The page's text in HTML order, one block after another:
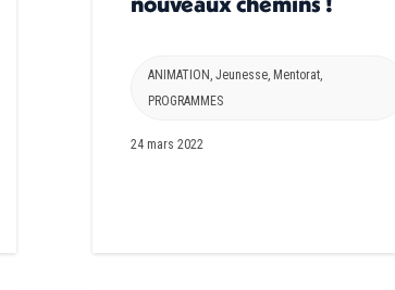
ANIMATION ,Jeunesse Mentorat
PROGRAMMES
24 mars 2022